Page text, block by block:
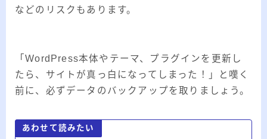
などのリスクもあります。
「WordPress本体やテーマ、プラグインを更新し
たら、サイトが真っ白になってしまった！」と嘆く
前に、必ずデータのバックアップを取りましょう。
あわせて読みたい